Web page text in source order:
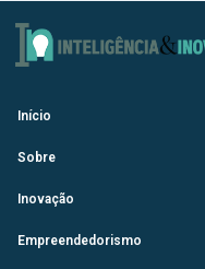
Início
Sobre
Inovação
Empreendedorismo